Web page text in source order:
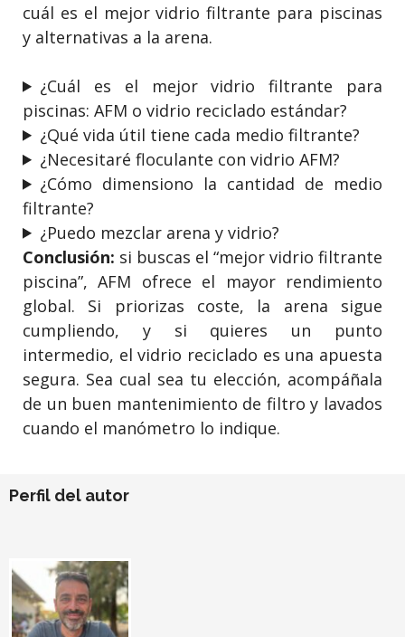
cuál es el mejor vidrio filtrante para piscinas
y alternativas a la arena.
¿Cuál es el mejor vidrio filtrante para
piscinas: AFM o vidrio reciclado estándar?
¿Qué vida útil tiene cada medio filtrante?
¿Necesitaré floculante con vidrio AFM?
¿Cómo dimensiono la cantidad de medio
filtrante?
¿Puedo mezclar arena y vidrio?
Conclusión: si buscas el “mejor vidrio filtrante
piscina”, AFM ofrece el mayor rendimiento
global. Si priorizas coste, la arena sigue
cumpliendo, y si quieres un punto
intermedio, el vidrio reciclado es una apuesta
segura. Sea cual sea tu elección, acompáñala
de un buen mantenimiento de filtro y lavados
cuando el manómetro lo indique.
Perfil del autor